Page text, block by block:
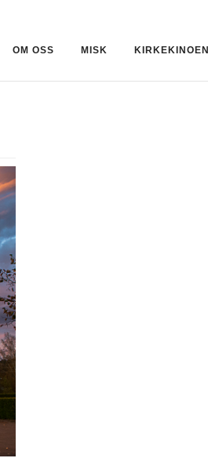
OM OSS MISK KIRKEKINOEN